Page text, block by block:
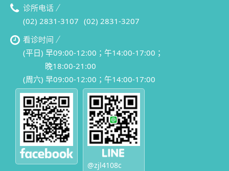
诊所电话
(02) 2831-3107 (02) 2831-3207
看诊时间
(平日) 早09:00-12:00；午14:00-17:00；
晚18:00-21:00
(周六) 早09:00-12:00；午14:00-17:00
@zjl4108c